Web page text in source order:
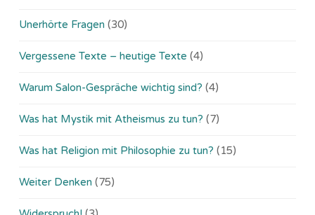
Unerhörte Fragen (30)
Vergessene Texte – heutige Texte (4)
Warum Salon-Gespräche wichtig sind? (4)
Was hat Mystik mit Atheismus zu tun? (7)
Was hat Religion mit Philosophie zu tun? (15)
Weiter Denken (75)